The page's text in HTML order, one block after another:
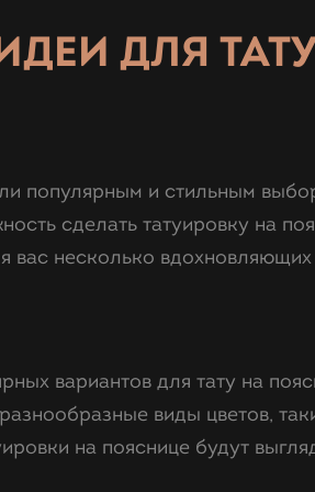
ДЛЯ
популярным и стильным
сделать татуировку на
вас несколько вдохновляющих
вариантов для тату на
виды цветов,
на пояснице будут